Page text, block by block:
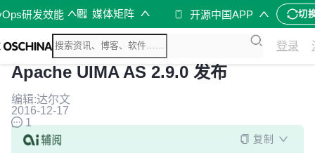
研发效能 媒体矩阵 开源中国APP 切
登录
Apache UIMA AS 2.9.0 发布
编辑:达尔文
2016-12-17
1
复制